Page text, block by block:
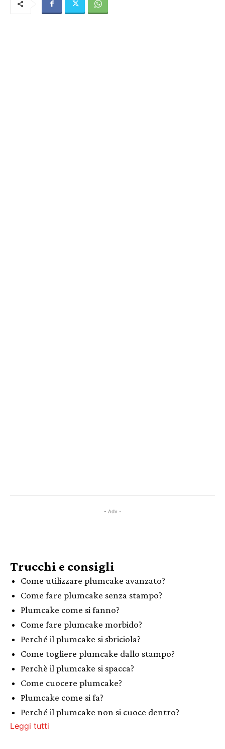
- Adv -
Trucchi e consigli
Come utilizzare plumcake avanzato?
Come fare plumcake senza stampo?
Plumcake come si fanno?
Come fare plumcake morbido?
Perché il plumcake si sbriciola?
Come togliere plumcake dallo stampo?
Perchè il plumcake si spacca?
Come cuocere plumcake?
Plumcake come si fa?
Perché il plumcake non si cuoce dentro?
Leggi tutti